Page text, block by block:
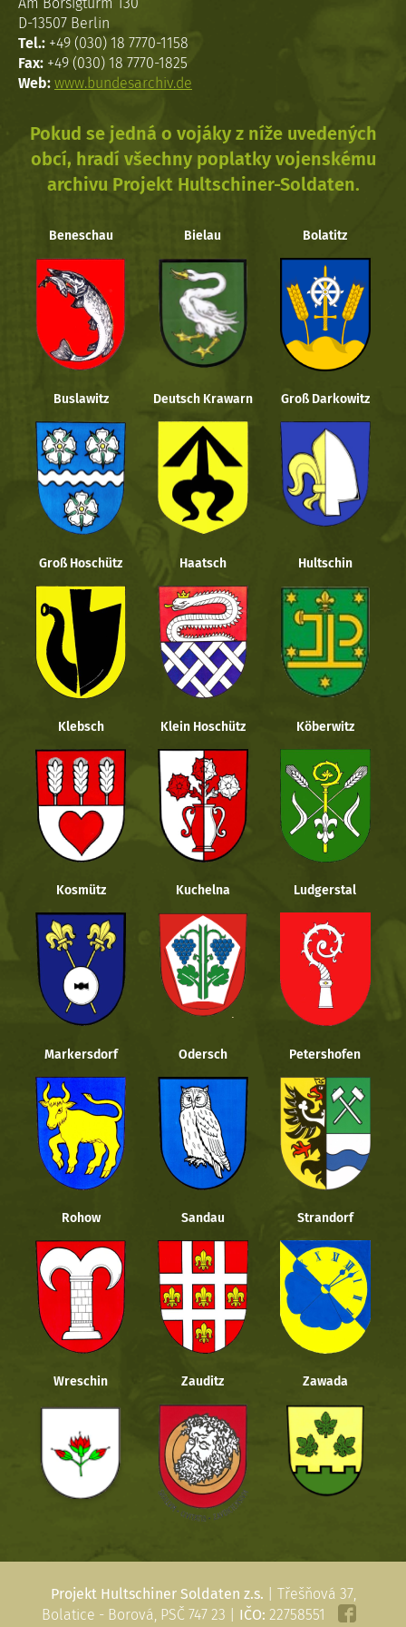
D-13507 Berlin
Tel.: +49 (030) 18 7770-1158
Fax: +49 (030) 18 7770-1825
Web: www.bundesarchiv.de
Pokud se jedná o vojáky z níže uvedených
obcí, hradí všechny poplatky vojenskému
archivu Projekt Hultschiner-Soldaten.
Beneschau Bielau Bolatitz
Buslawitz Deutsch Krawarn Groß Darkowitz
Groß Hoschütz Haatsch Hultschin
Klebsch Klein Hoschütz Köberwitz
Kosmütz Kuchelna Ludgerstal
Markersdorf Odersch Petershofen
Rohow Sandau Strandorf
Wreschin Zauditz Zawada
Projekt Hultschiner Soldaten z.s. | Třešňová 37,
Bolatice - Borová, PSČ 747 23 | IČO: 22758551